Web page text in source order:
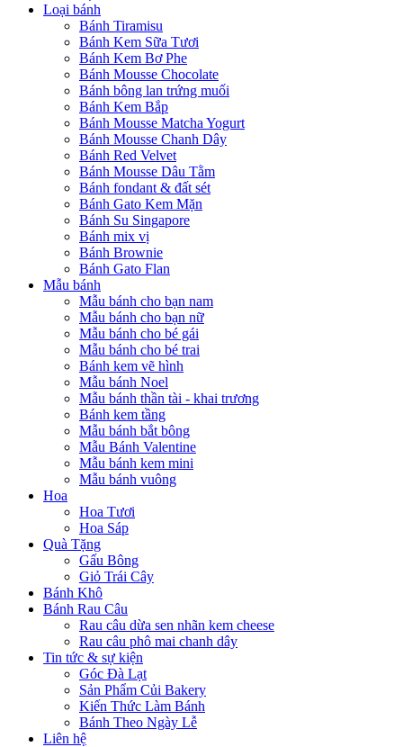
Loại bánh
Bánh Tiramisu
Bánh Kem Sữa Tươi
Bánh Kem Bơ Phe
Bánh Mousse Chocolate
Bánh bông lan trứng muối
Bánh Kem Bắp
Bánh Mousse Matcha Yogurt
Bánh Mousse Chanh Dây
Bánh Red Velvet
Bánh Mousse Dâu Tằm
Bánh fondant & đất sét
Bánh Gato Kem Mặn
Bánh Su Singapore
Bánh mix vị
Bánh Brownie
Bánh Gato Flan
Mẫu bánh
Mẫu bánh cho bạn nam
Mẫu bánh cho bạn nữ
Mẫu bánh cho bé gái
Mẫu bánh cho bé trai
Bánh kem vẽ hình
Mẫu bánh Noel
Mẫu bánh thần tài - khai trương
Bánh kem tầng
Mẫu bánh bắt bông
Mẫu Bánh Valentine
Mẫu bánh kem mini
Mẫu bánh vuông
Hoa
Hoa Tươi
Hoa Sáp
Quà Tặng
Gấu Bông
Giỏ Trái Cây
Bánh Khô
Bánh Rau Câu
Rau câu dừa sen nhãn kem cheese
Rau câu phô mai chanh dây
Tin tức & sự kiện
Góc Đà Lạt
Sản Phẩm Củi Bakery
Kiến Thức Làm Bánh
Bánh Theo Ngày Lễ
Liên hệ